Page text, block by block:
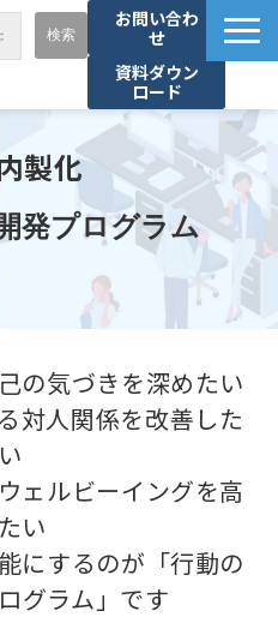
お問い合わ
せ
資料ダウン
ロード
ばれる理由
ス一覧
ら探す
・講座
ンロード
ー募集
製化
発プログラム
の気づきを深めたい
対人関係を改善した
い
ェルビーイングを高
い
にするのが「行動の
グラム」です